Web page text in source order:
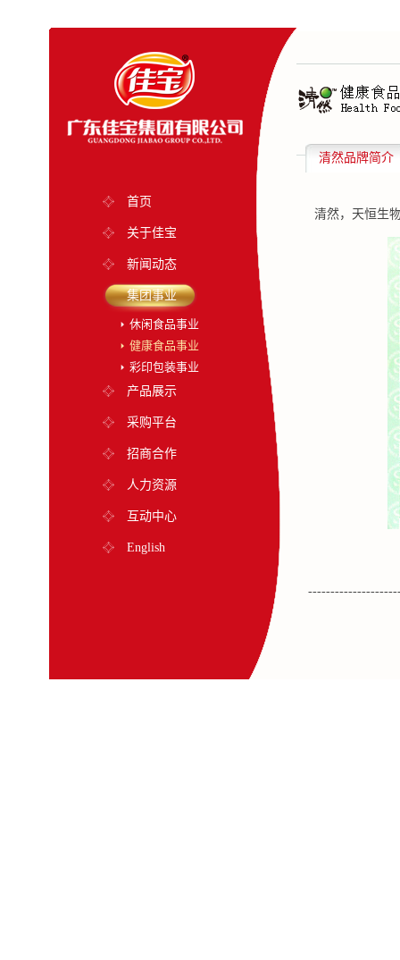
首页
关于佳宝
新闻动态
集团事业
休闲食品事业
健康食品事业
彩印包装事业
产品展示
采购平台
招商合作
人力资源
互动中心
English
清然品牌简介
清然，天恒生